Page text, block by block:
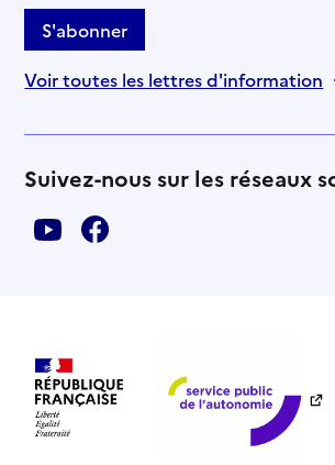
S'abonner
Voir toutes les lettres d'information
Suivez-nous sur les réseaux